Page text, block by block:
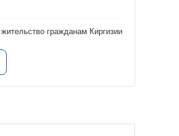
гражданам Киргизии